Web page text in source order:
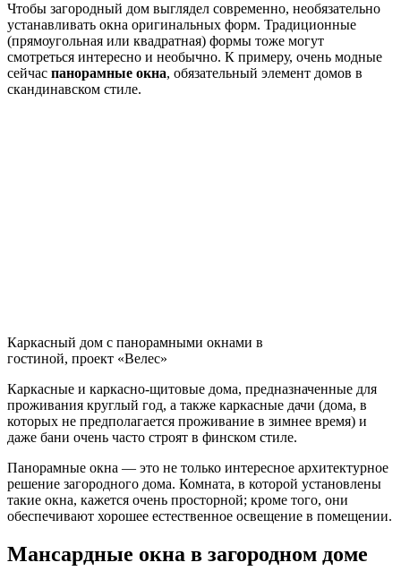
Чтобы загородный дом выглядел современно, необязательно
устанавливать окна оригинальных форм. Традиционные
(прямоугольная или квадратная) формы тоже могут
смотреться интересно и необычно. К примеру, очень модные
сейчас панорамные окна, обязательный элемент домов в
скандинавском стиле.
Каркасный дом с панорамными окнами в
гостиной, проект «Велес»
Каркасные и каркасно-щитовые дома, предназначенные для
проживания круглый год, а также каркасные дачи (дома, в
которых не предполагается проживание в зимнее время) и
даже бани очень часто строят в финском стиле.
Панорамные окна — это не только интересное архитектурное
решение загородного дома. Комната, в которой установлены
такие окна, кажется очень просторной; кроме того, они
обеспечивают хорошее естественное освещение в помещении.
Мансардные окна в загородном доме